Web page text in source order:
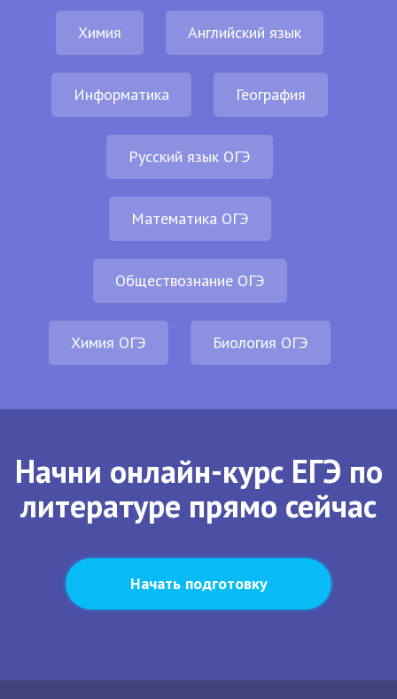
Химия Английский язык
Информатика География
Русский язык ОГЭ
Математика ОГЭ
Обществознание ОГЭ
Химия ОГЭ Биология ОГЭ
Начни онлайн-курс ЕГЭ по
литературе прямо сейчас
Начать подготовку